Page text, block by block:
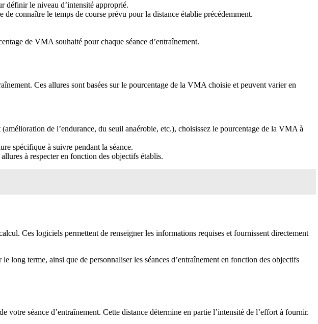
définir le niveau d’intensité approprié.
connaître le temps de course prévu pour la distance établie précédemment.
de VMA souhaité pour chaque séance d’entraînement.
Ces allures sont basées sur le pourcentage de la VMA choisie et peuvent varier en
de l’endurance, du seuil anaérobie, etc.), choisissez le pourcentage de la VMA à
spécifique à suivre pendant la séance.
à respecter en fonction des objectifs établis.
Ces logiciels permettent de renseigner les informations requises et fournissent directement
long terme, ainsi que de personnaliser les séances d’entraînement en fonction des objectifs
séance d’entraînement. Cette distance détermine en partie l’intensité de l’effort à fournir.